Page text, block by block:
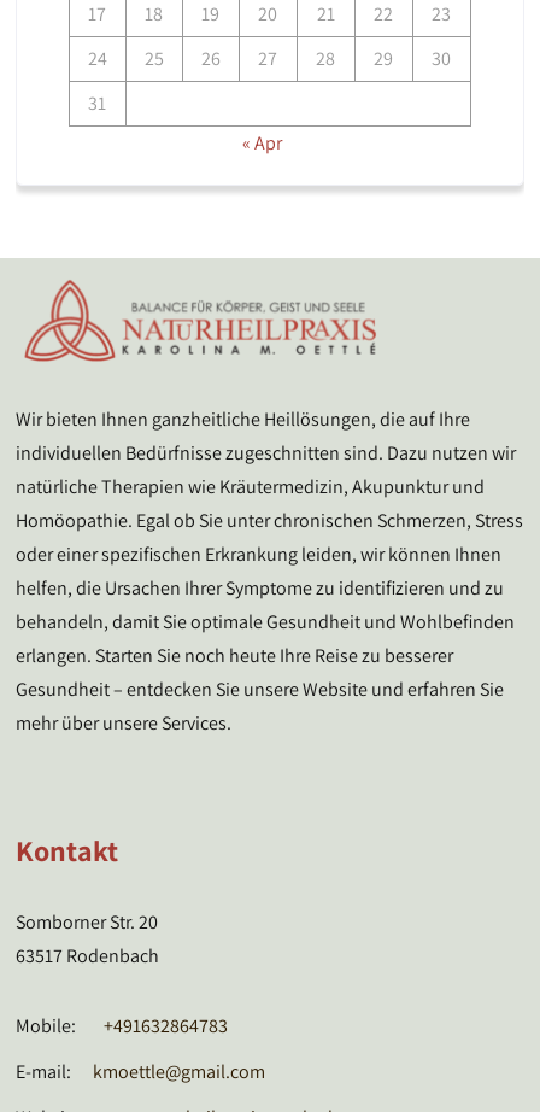
17
18 19 20 21 22
23
24
25 26 27 28 29
30
31
« Apr
Wir bieten Ihnen ganzheitliche Heillösungen, die auf Ihre
individuellen Bedürfnisse zugeschnitten sind. Dazu nutzen wir
natürliche Therapien wie Kräutermedizin, Akupunktur und
Homöopathie. Egal ob Sie unter chronischen Schmerzen, Stress
oder einer spezifischen Erkrankung leiden, wir können Ihnen
helfen, die Ursachen Ihrer Symptome zu identifizieren und zu
behandeln, damit Sie optimale Gesundheit und Wohlbefinden
erlangen. Starten Sie noch heute Ihre Reise zu besserer
Gesundheit – entdecken Sie unsere Website und erfahren Sie
mehr über unsere Services.
Kontakt
Somborner Str. 20
63517 Rodenbach
Mobile:
+491632864783
E-mail: kmoettle@gmail.com